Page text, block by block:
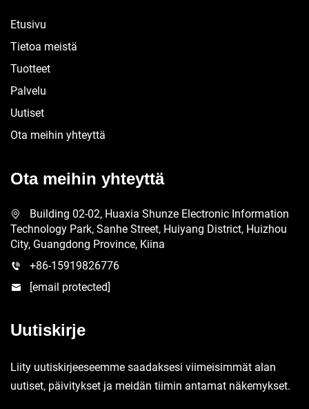
Etusivu
Tietoa meistä
Tuotteet
Palvelu
Uutiset
Ota meihin yhteyttä
Ota meihin yhteyttä
Building 02-02, Huaxia Shunze Electronic Information
Technology Park, Sanhe Street, Huiyang District, Huizhou
City, Guangdong Province, Kiina
+86-15919826776
[email protected]
Uutiskirje
Liity uutiskirjeeseemme saadaksesi viimeisimmät alan
uutiset, päivitykset ja meidän tiimin antamat näkemykset.